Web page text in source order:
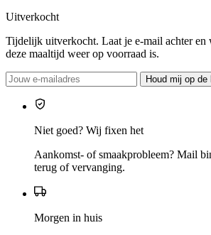
Uitverkocht
Tijdelijk uitverkocht. Laat je e-mail achter en
deze maaltijd weer op voorraad is.
Houd mij op de
Niet goed? Wij fixen het
Aankomst- of smaakprobleem? Mail
terug of vervanging.
Morgen in huis